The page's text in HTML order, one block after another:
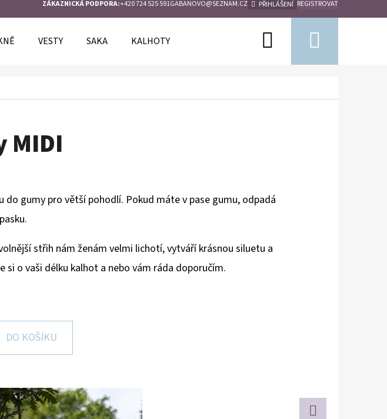
ZÁKAZNICKÁ PODPORA:+420 724 525 591GABANOVO@SEZNAM.CZ PŘIHLÁŠENÍ REGISTROVAT
VESTY SAKA KALHOTY Hledat
MIDI
gumy pro větší pohodlí. Pokud máte v pase gumu, odpadá
střih nám ženám velmi lichotí, vytváří krásnou siluetu a
si o vaši délku kalhot a nebo vám ráda doporučím.
DO KOŠÍKU